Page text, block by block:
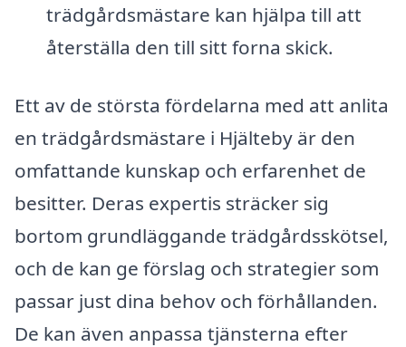
trädgårdsmästare kan hjälpa till att
återställa den till sitt forna skick.
Ett av de största fördelarna med att anlita
en trädgårdsmästare i Hjälteby är den
omfattande kunskap och erfarenhet de
besitter. Deras expertis sträcker sig
bortom grundläggande trädgårdsskötsel,
och de kan ge förslag och strategier som
passar just dina behov och förhållanden.
De kan även anpassa tjänsterna efter